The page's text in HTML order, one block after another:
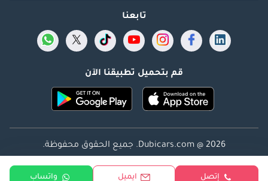
إتصل ايميل واتساب
تابعنا
قم بتحميل تطبيقنا الآن
Dubicars.com @ 2026. جميع الحقوق محفوظة.
العنوان: 2114 ، برج شذى ، المدينة الإعلامية ، دبي ، الإمارات